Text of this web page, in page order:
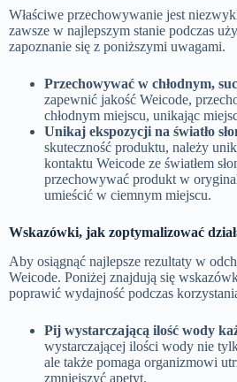
Właściwe przechowywanie jest
zawsze w najlepszym stanie podczas
zapoznanie się z poniższymi uwagami.
Przechowywać w chłodnym,
zapewnić jakość Weicode,
chłodnym miejscu, unikając
Unikaj ekspozycji na światło
skuteczność produktu, należy
kontaktu Weicode ze światłem
przechowywać produkt w
umieścić w ciemnym miejscu.
Wskazówki, jak zoptymalizować
Aby osiągnąć najlepsze rezultaty w
Weicode. Poniżej znajdują się
poprawić wydajność podczas
Pij wystarczającą ilość wody
wystarczającej ilości wody nie
ale także pomaga organizmowi
zmniejszyć apetyt.